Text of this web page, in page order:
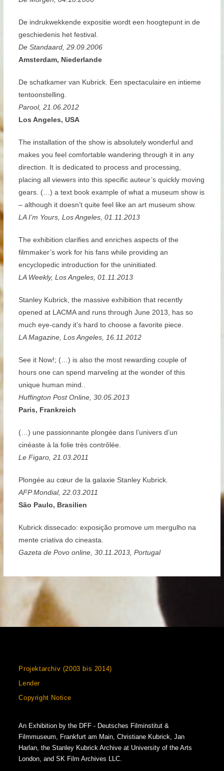
De indrukwekkende expositie wordt een hoogtepunt in de
geschiedenis het festival.
De Standaard, 29.09.2006
Amsterdam, Niederlande
De schatkamer van Kubrick. Een spectaculaire en intieme
tentoonstelling.
Parool, 21.06.2012
Los Angeles, USA
The installation of the show is absolutely wonderful and
makes you feel comfortable wandering through it in any
direction. It is dedicated to process and processing,
placing all viewers into this specific auteur’s quickly moving
gears. (…) a text book example of what a museum show is
– although it doesn’t quite feel like an art museum show.
LA I’m Yours, Los Angeles, 01.11.2013
The exhibition clarifies and enriches aspects of the
filmmaker’s work for his fans while providing an
encyclopedic introduction for the uninitiated.
LA Weekly, Los Angeles, 01.11.2013
Stanley Kubrick, the massive exhibition that recently
opened at LACMA and runs through June 2013, has so
much eye-candy it’s hard to choose a favorite piece.
LA Magazine, Los Angeles, 16.11.2012
See it Now!; (…) is also the most rewarding couple of
hours one can spend marveling at the wonder of this
unique human mind..
Huffington Post Online, 30.05.2013
Paris, Frankreich
(…) une passionnante plongée dans l’univers d’un
cinéaste à la folie très contrôlée.
Le Figaro, 21.03.2011
Plongée au cœur de la galaxie Stanley Kubrick.
AFP Mondial, 22.03.2011
São Paulo, Brasilien
Kubrick dissecado: exposição promove um mergulho na
mente criativa do cineasta.
Gazeta de Povo online, 30.11.2013, Portugal
Projektarchiv (2003 bis 2014)
Lender
Copyright Notice
An Exhibition by the DFF - Deutsches Filminstitut &
Filmmuseum, Frankfurt am Main, Christiane Kubrick, Jan
Harlan, the Stanley Kubrick Archive at University of the Arts
London, and SK Film Archives LLC.